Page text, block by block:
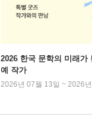
2026 한국 문학의 미래가
예 작가
2026년 07월 13일 ~ 2026